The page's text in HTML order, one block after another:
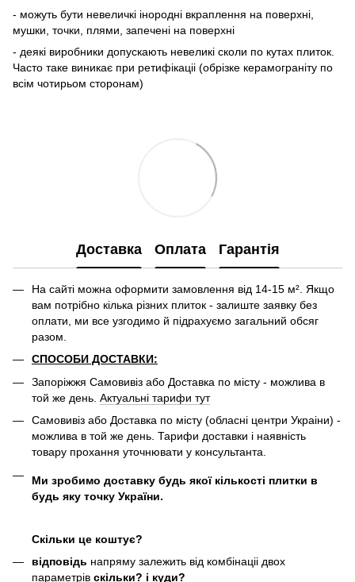
- можуть бути невеличкі інородні вкраплення на поверхні,
мушки, точки, плями, запечені на поверхні
- деякі виробники допускають невеликі сколи по кутах плиток.
Часто таке виникає при ретифікаціі (обрізке керамограніту по
всім чотирьом сторонам)
Доставка Оплата Гарантія
На сайті можна оформити замовлення від 14-15 м². Якщо
вам потрібно кілька різних плиток - залиште заявку без
оплати, ми все узгодимо й підрахуємо загальний обсяг
разом.
СПОСОБИ ДОСТАВКИ:
Запоріжжя Самовивіз або Доставка по місту - можлива в
той же день. Актуальні тарифи тут
Самовивіз або Доставка по місту (обласні центри Украіни) -
можлива в той же день. Тарифи доставки і наявність
товару прохання уточнювати у консультанта.
Ми зробимо доставку будь якої кількості плитки в
будь яку точку України.
Скільки це коштує?
відповідь напряму залежить від комбінаціі двох
параметрів скільки? і куди?